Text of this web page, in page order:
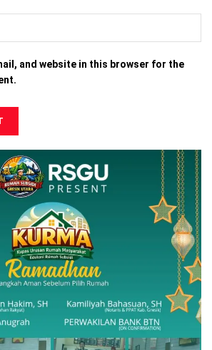
and website in this browser for the